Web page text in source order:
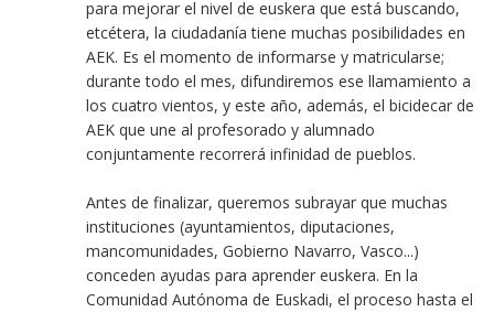
para mejorar el nivel de euskera que está buscando,
etcétera, la ciudadanía tiene muchas posibilidades en
AEK. Es el momento de informarse y matricularse;
durante todo el mes, difundiremos ese llamamiento a
los cuatro vientos, y este año, además, el bicidecar de
AEK que une al profesorado y alumnado
conjuntamente recorrerá infinidad de pueblos.
Antes de finalizar, queremos subrayar que muchas
instituciones (ayuntamientos, diputaciones,
mancomunidades, Gobierno Navarro, Vasco...)
conceden ayudas para aprender euskera. En la
Comunidad Autónoma de Euskadi, el proceso hasta el